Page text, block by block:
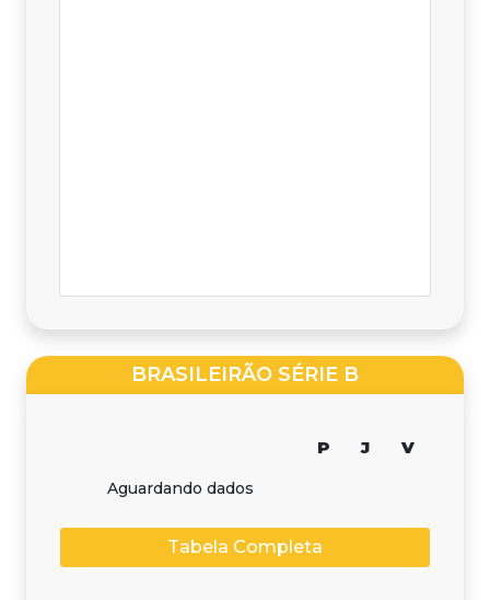
BRASILEIRÃO SÉRIE B
P J V
Aguardando dados
Tabela Completa